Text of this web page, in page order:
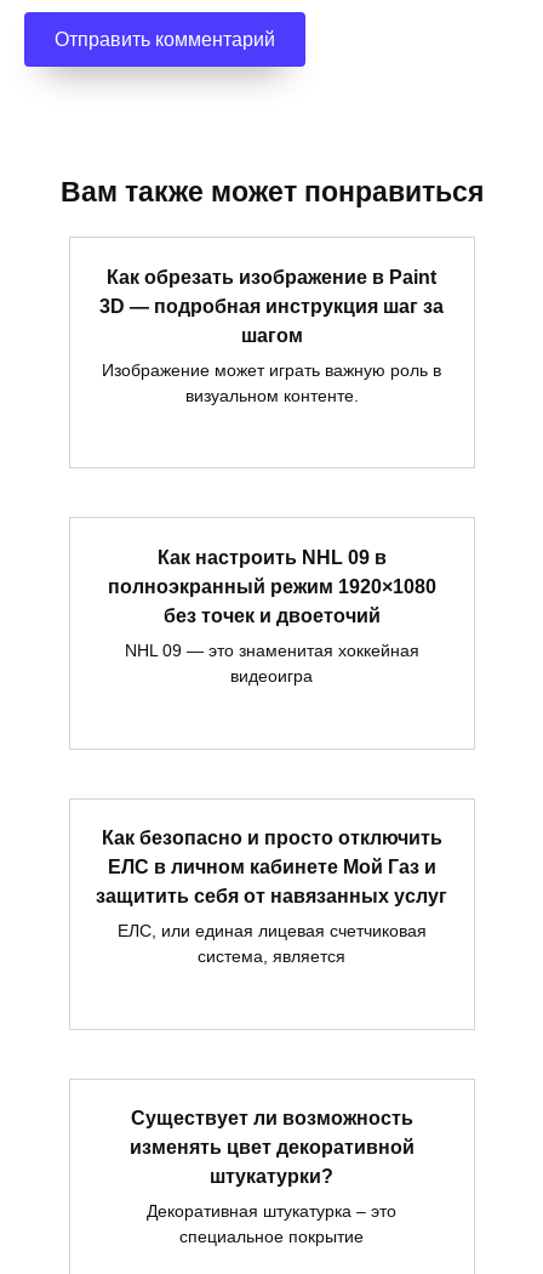
Вам также может понравиться
Как обрезать изображение в Paint
3D — подробная инструкция шаг за
шагом
Изображение может играть важную роль в
визуальном контенте.
Как настроить NHL 09 в
полноэкранный режим 1920×1080
без точек и двоеточий
NHL 09 — это знаменитая хоккейная
видеоигра
Как безопасно и просто отключить
ЕЛС в личном кабинете Мой Газ и
защитить себя от навязанных услуг
ЕЛС, или единая лицевая счетчиковая
система, является
Существует ли возможность
изменять цвет декоративной
штукатурки?
Декоративная штукатурка – это
специальное покрытие